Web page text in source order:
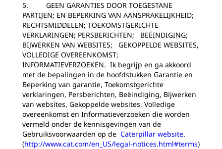
5. GEEN GARANTIES DOOR TOEGESTANE
PARTIJEN; EN BEPERKING VAN AANSPRAKELIJKHEID;
RECHTSMIDDELEN; TOEKOMSTGERICHTE
VERKLARINGEN; PERSBERICHTEN; BEËINDIGING;
BIJWERKEN VAN WEBSITES; GEKOPPELDE WEBSITES,
VOLLEDIGE OVEREENKOMST;
INFORMATIEVERZOEKEN. Ik begrijp en ga akkoord
met de bepalingen in de hoofdstukken Garantie en
Beperking van garantie, Toekomstgerichte
verklaringen, Persberichten, Beëindiging, Bijwerken
van websites, Gekoppelde websites, Volledige
overeenkomst en Informatieverzoeken die worden
vermeld onder de kennisgevingen van de
Gebruiksvoorwaarden op de Caterpillar website.
(http://www.cat.com/en_US/legal-notices.html#terms)